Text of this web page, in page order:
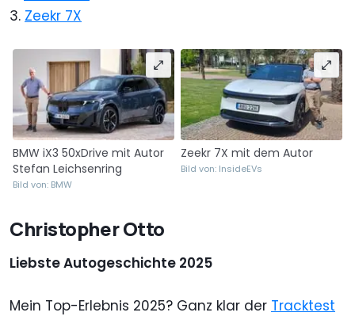
3. Zeekr 7X
BMW iX3 50xDrive mit Autor
Stefan Leichsenring
Bild von: BMW
Zeekr 7X mit dem Autor
Bild von: InsideEVs
Christopher Otto
Liebste Autogeschichte 2025
Mein Top-Erlebnis 2025? Ganz klar der Tracktest